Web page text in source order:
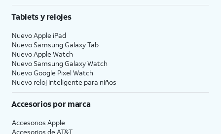
Tablets y relojes
Nuevo Apple iPad
Nuevo Samsung Galaxy Tab
Nuevo Apple Watch
Nuevo Samsung Galaxy Watch
Nuevo Google Pixel Watch
Nuevo reloj inteligente para niños
Accesorios por marca
Accesorios Apple
Accesorios de AT&T